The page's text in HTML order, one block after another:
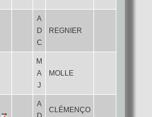
A
D
C
REGNIER
M
A
J
MOLLE
A
CLÉMENÇO